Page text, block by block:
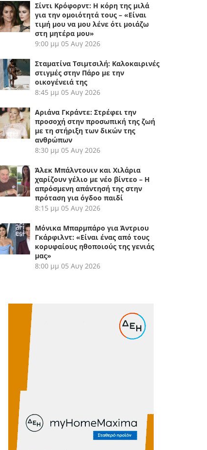
Σίντι Κρόφορντ: Η κόρη της μιλά
για την ομοιότητά τους – «Είναι
τιμή μου να μου λένε ότι μοιάζω
στη μητέρα μου»
9:00 μμ 05 Αυγ 2026
Σταματίνα Τσιμτσιλή: Καλοκαιρινές
στιγμές στην Πάρο με την
οικογένειά της
8:45 μμ 05 Αυγ 2026
Αριάνα Γκράντε: Στρέφει την
προσοχή στην προσωπική της ζωή
με τη στήριξη των δικών της
ανθρώπων
8:30 μμ 05 Αυγ 2026
Άλεκ Μπάλντουιν και Χιλάρια
χαρίζουν γέλιο με νέο βίντεο – Η
απρόσμενη απάντησή της στην
πρόταση για όγδοο παιδί
8:15 μμ 05 Αυγ 2026
Μόνικα Μπαρμπάρο για Άντριου
Γκάρφιλντ: «Είναι ένας από τους
κορυφαίους ηθοποιούς της γενιάς
μας»
8:00 μμ 05 Αυγ 2026